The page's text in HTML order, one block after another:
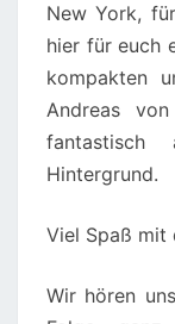
New York,
hier für euch
kompakten
Andreas
fantastisch
Hintergrund.
Viel Spaß mit
Wir hören